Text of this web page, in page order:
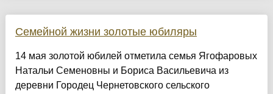
Семейной жизни золотые юбиляры
14 мая золотой юбилей отметила семья Ягофаровых
Натальи Семеновны и Бориса Васильевича из
деревни Городец Чернетовского сельского